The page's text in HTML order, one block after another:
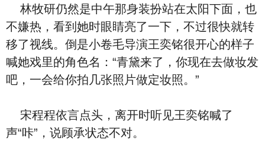
林牧研仍然是中午那身装扮站在太阳下面，也
不嫌热，看到她时眼睛亮了一下，不过很快就转
移了视线。倒是小卷毛导演王奕铭很开心的样子
喊她戏里的角色名：“青黛来了，你现在去做妆发
吧，一会给你拍几张照片做定妆照。”
宋程程依言点头，离开时听见王奕铭喊了
声“咔”，说顾承状态不对。